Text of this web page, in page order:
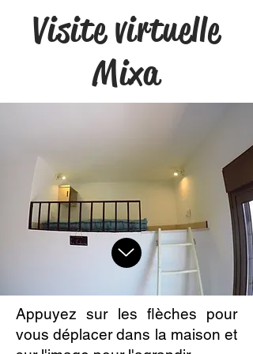
Visite virtuelle
Mixa
Appuyez sur les flèches pour
vous déplacer dans la maison et